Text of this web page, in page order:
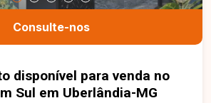
Consulte-nos
disponível para venda no
Sul em Uberlândia-MG